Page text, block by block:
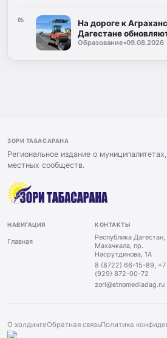
05
На дороге к
Дагестане
Образование•09.08.2026
ЗОРИ ТАБАСАРАНА
Региональное издание о
местных сообществ.
НАВИГАЦИЯ
Главная
КОНТАКТЫ
Республика Дагестан,
Махачкала, пр.
Насрутдинова, 1А
8 (8722) 66-15-89, +7
(929) 872-00-72
zori@etnomediadag.ru
О холдингеОбратная связьПолитика